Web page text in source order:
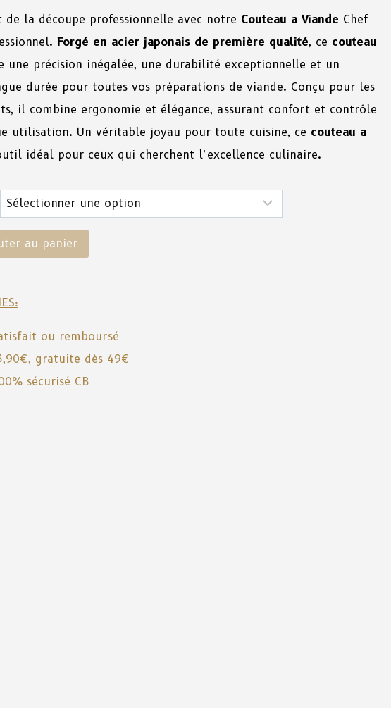
de la découpe professionnelle avec notre Couteau a Viande Chef
Forgé en acier japonais de première qualité, ce couteau
une précision inégalée, une durabilité exceptionnelle et un
durée pour toutes vos préparations de viande. Conçu pour les
il combine ergonomie et élégance, assurant confort et contrôle
utilisation. Un véritable joyau pour toute cuisine, ce couteau a
idéal pour ceux qui cherchent l’excellence culinaire.
au panier
ou remboursé
gratuite dès 49€
sécurisé CB